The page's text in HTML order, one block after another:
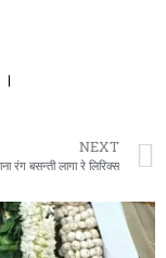
NEXT
रंग बसन्ती लागा रे लिरिक्स